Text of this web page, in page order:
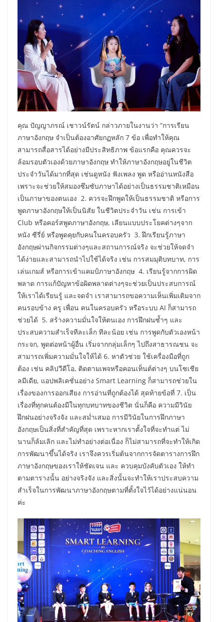
คุณ ปัญญาภรณ์ เชาวน์รัตน์ กล่าวภายในงานว่า “การเรียน
ภาษาอังกฤษ จำเป็นต้องอาศัยกฏหลัก 7 ข้อ เพื่อทำให้คุณ
สามารถสื่อสารได้อย่างมีประสิทธิภาพ ข้อแรกคือ คุณควรจะ
ล้อมรอบตัวเองด้วยภาษาอังกฤษ ทำให้ภาษาอังกฤษอยู่ในชีวิต
ประจำวันได้มากที่สุด เช่นดูหนัง ฟังเพลง พูด หรืออ่านหนังสือ
เพราะจะช่วยให้สมองซึมซับภาษาได้อย่างเป็นธรรมชาติเหมือน
เป็นภาษาของตนเอง 2. ควรจะฝึกพูดให้เป็นธรรมชาติ หรือการ
พูดภาษาอังกฤษให้เป็นนิสัย ในชีวิตประจำวัน เช่น การเข้า
Club หรือคอร์สพูดภาษาอังกฤษ, เลียนแบบประโยคต่างๆจาก
หนัง ซีรี่ย์ หรือพูดคุยกับคนในครอบครัว 3. ฝึกเรียนรู้ภาษา
อังกฤษผ่านกิจกรรมต่างๆและสถานการณ์จริง จะช่วยให้จดจำ
ได้ง่ายและสามารถนำไปใช้ได้จริง เช่น การสมมุติบทบาท, การ
เล่นเกมส์ หรือการเข้าแคมป์ภาษาอังกฤษ 4. เรียนรู้จากการผิด
พลาด การแก้ปัญหาข้อผิดพลาดต่างๆจะช่วยเป็นประสบการณ์
ให้เราได้เรียนรู้ และจดจำ เราสามารถขอความเห็นเพิ่มเติมจาก
คนรอบข้าง ครู เพื่อน คนในครอบครัว หรือระบบ AI ก็สามารถ
ช่วยได้ 5. สร้างความมั่นใจให้ตนเอง การฝึกฝนซ้ำๆ และ
ประสบความสำเร็จทีละเล็ก ทีละน้อย เช่น การพูดกับตัวเองหน้า
กระจก, พูดต่อหน้าผู้อื่น เริ่มจากกลุ่มเล็กๆ ไปถึงสาธารณชน จะ
สามารถเพิ่มความมั่นใจให้ได้ 6. หาตัวช่วย ใช้เครื่องมือที่ถูก
ต้อง เช่น คลิปวีดีโอ, ติดตามเพจหรือคอนเท็นต์ต่างๆ บนโซเชีย
ลมีเดีย, แอปพลิเคชั่นอย่าง Smart Learning ก็สามารถช่วยใน
เรื่องของการออกเสียง การอ่านที่ถูกต้องได้ สุดท้ายข้อที่ 7. เป็น
เรื่องที่ทุกคนต้องมีในทุกบทบาทของชีวิต นั่นก็คือ ความมีวินัย
ฝึกฝนอย่างจริงจัง และสม่ำเสมอ การมีวินัยในการฝึกภาษา
อังกฤษเป็นสิ่งที่สำคัญที่สุด เพราะหากเราตั้งใจที่จะทำแต่ ไม่
นานก็ล้มเลิก และไม่ทำอย่างต่อเนื่อง ก็ไม่สามารถที่จะทำให้เกิด
การพัฒนาขึ้นได้จริง เราจึงควรเริ่มต้นจากการจัดตารางการฝึก
ภาษาอังกฤษของเราให้ชัดเจน และ ควบคุมบังคับตัวเอง ให้ทำ
ตามตารางนั้น อย่างจริงจัง และสิ่งนั้นจะทำให้เราประสบความ
สำเร็จในการพัฒนาภาษาอังกฤษตามที่ตั้งใจไว้ได้อย่างแน่นอน
ค่ะ